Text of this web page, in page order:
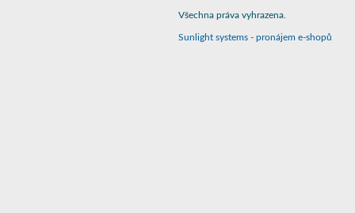
Všechna práva vyhrazena.
Sunlight systems - pronájem e-shopů